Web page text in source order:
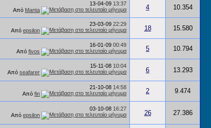
13-04-09 13:37
Από Manta 4 10.354
23-03-09 22:29
Από epsilon 18 15.580
16-01-09 00:49
Από fivos 5 10.794
15-11-08 10:04
Από seafarer 6 13.293
21-10-08 14:58
Από fin 2 9.474
03-10-08 16:27
Από epsilon 26 27.386